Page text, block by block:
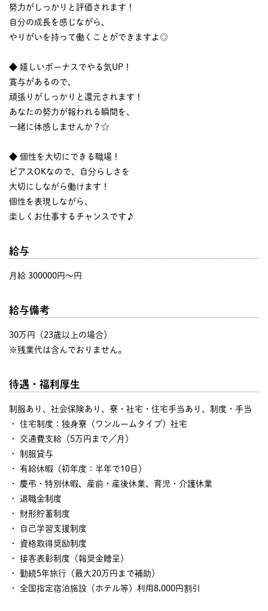
努力がしっかりと評価されます！
自分の成長を感じながら、
やりがいを持って働くことができますよ◎
◆ 嬉しいボーナスでやる気UP！
賞与があるので、
頑張りがしっかりと還元されます！
あなたの努力が報われる瞬間を、
一緒に体感しませんか？☆
◆ 個性を大切にできる職場！
ピアスOKなので、自分らしさを
大切にしながら働けます！
個性を表現しながら、
楽しくお仕事するチャンスです♪
給与
月給 300000円〜円
給与備考
30万円（23歳以上の場合）
※残業代は含んでおりません。
待遇・福利厚生
制服あり、社会保険あり、寮・社宅・住宅手当あり、制度・手当
・ 住宅制度：独身寮（ワンルームタイプ）社宅
・ 交通費支給（5万円まで／月）
・ 制服貸与
・ 有給休暇（初年度：半年で10日）
・ 慶弔・特別休暇、産前・産後休業、育児・介護休業
・ 退職金制度
・ 財形貯蓄制度
・ 自己学習支援制度
・ 資格取得奨励制度
・ 接客表彰制度（報奨金贈呈）
・ 勤続5年旅行（最大20万円まで補助）
・ 全国指定宿泊施設（ホテル等）利用8,000円割引